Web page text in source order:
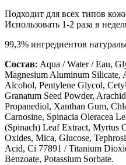
Подходит для всех типов
Использовать 1-2 раза в
99,3% ингредиентов
Состав: Aqua / Water / Eau,
Magnesium Aluminum Silicate,
Alcohol, Pentylene Glycol,
Granatum Seed Powder,
Propanediol, Xanthan Gum,
Carnosine, Spinacia Oleracea
(Spinach) Leaf Extract, Myrtus
Oxides, Mica, Glucose,
Acid, Ci 77891 / Titanium
Benzoate, Potassium Sorbate.